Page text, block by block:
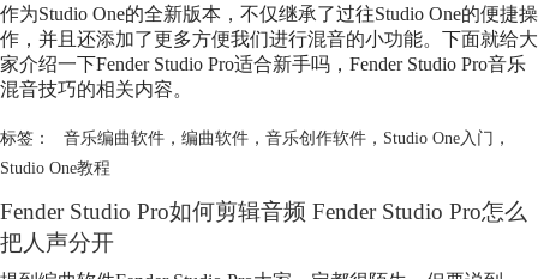
作为Studio One的全新版本，不仅继承了过往Studio One的便捷操
作，并且还添加了更多方便我们进行混音的小功能。下面就给大
家介绍一下Fender Studio Pro适合新手吗，Fender Studio Pro音乐
混音技巧的相关内容。
标签： 音乐编曲软件， 编曲软件， 音乐创作软件， Studio One入门 ，
Studio One教程
Fender Studio Pro如何剪辑音频 Fender Studio Pro怎么
把人声分开